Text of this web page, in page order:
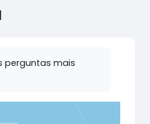
perguntas mais